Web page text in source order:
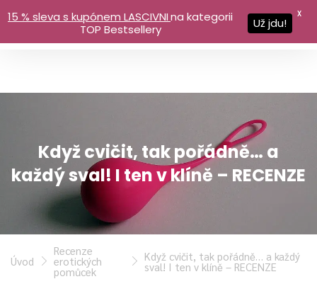
Když cvičit, tak pořádně… a
každý sval! I ten v klíně – RECENZE
Úvod
Recenze
erotických
pomůcek
Když cvičit, tak pořádně… a každý
sval! I ten v klíně – RECENZE
15 % sleva s kupónem LASCIVNIna kategorii
TOP Bestsellery
Už jdu!
X